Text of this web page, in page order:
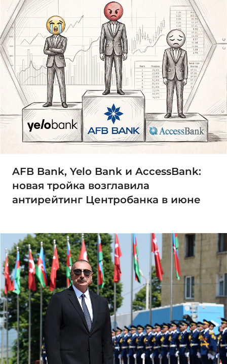
AFB Bank, Yelo Bank и AccessBank:
новая тройка возглавила
антирейтинг Центробанка в июне